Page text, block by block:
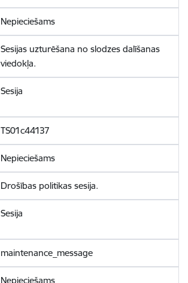
Nepieciešams
Sesijas uzturēšana no slodzes dalīšanas
viedokļa.
Sesija
TS01c44137
Nepieciešams
Drošības politikas sesija.
Sesija
maintenance_message
Nepieciešams